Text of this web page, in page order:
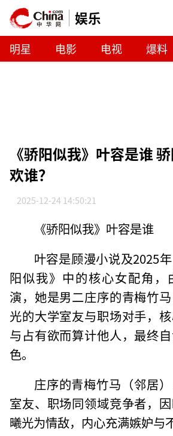
娱乐
明星 电影 电视 爆料
《骄阳似我》叶容是谁
欢谁？
2025-12-24 14:50:21
《骄阳似我》叶容是谁
叶容是顾漫小说及2025
阳似我》中的核心女配角，
演，她是男二庄序的青梅竹
光的大学室友与职场对手，
与占有欲而算计他人，最终
色。
庄序的青梅竹马（邻居
室友、职场同领域竞争者，
曦光为情敌，内心充满嫉妒与